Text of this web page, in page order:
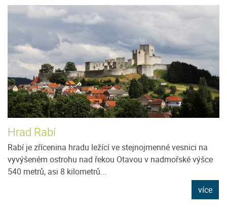
Hrad Rabí
Rabí je zřícenina hradu ležící ve stejnojmenné vesnici na
vyvýšeném ostrohu nad řekou Otavou v nadmořské výšce
540 metrů, asi 8 kilometrů...
více